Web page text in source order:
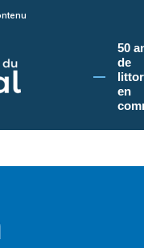
du littoral, vous
50
de
en